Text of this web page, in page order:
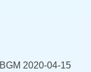
BGM 2020-04-15